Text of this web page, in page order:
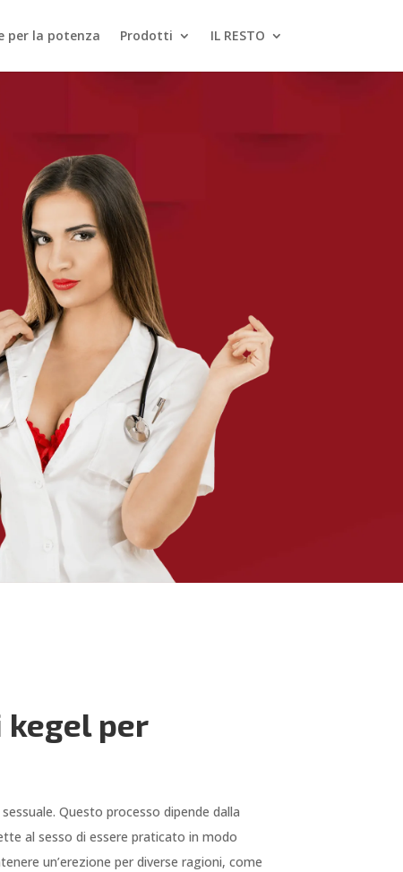
per la potenza Prodotti IL RESTO
kegel per
Questo processo dipende dalla
al sesso di essere praticato in modo
un’erezione per diverse ragioni, come